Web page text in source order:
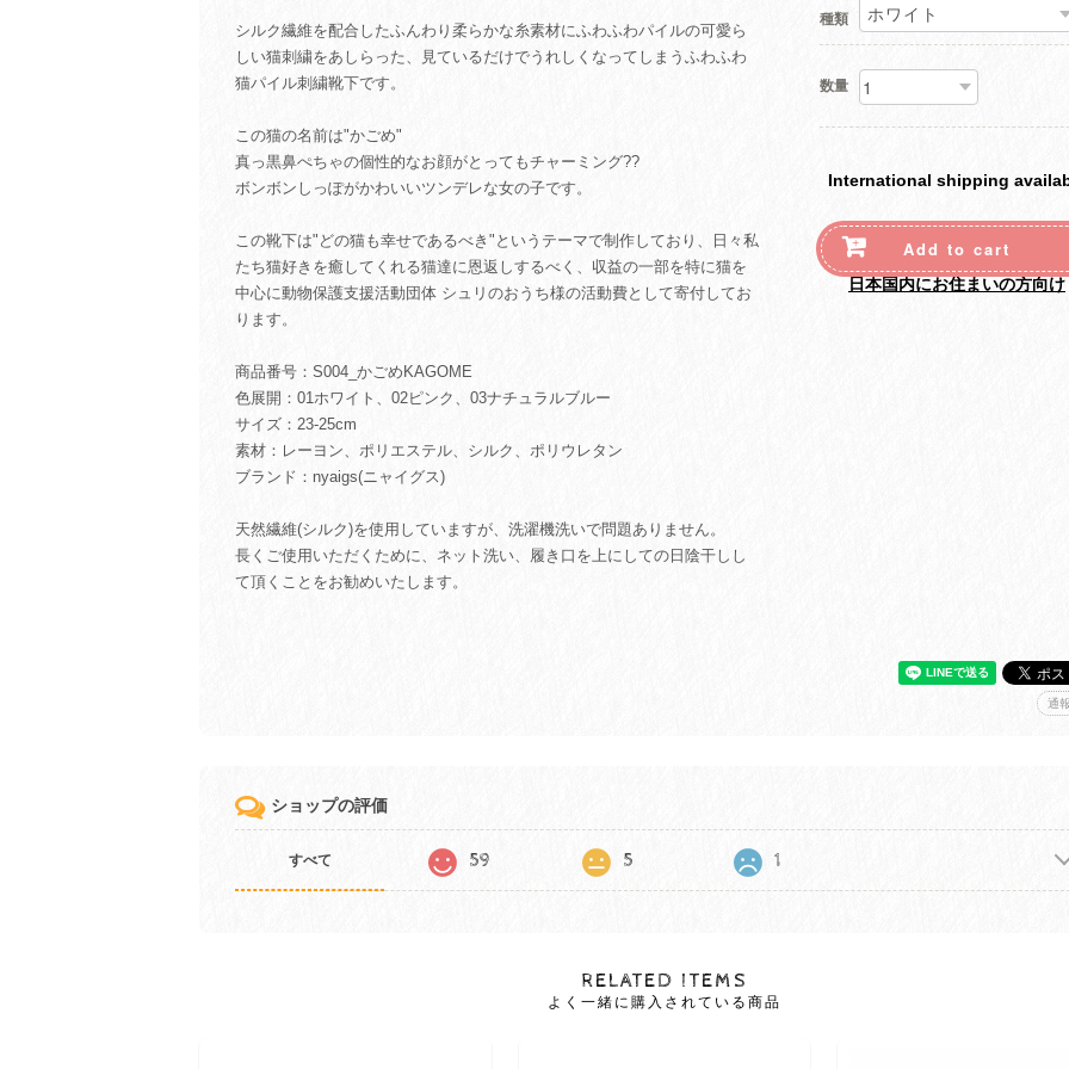
シルク繊維を配合したふんわり柔らかな糸素材にふわふわパイルの可愛ら
しい猫刺繍をあしらった、見ているだけでうれしくなってしまうふわふわ
猫パイル刺繍靴下です。
この猫の名前は"かごめ"
真っ黒鼻ぺちゃの個性的なお顔がとってもチャーミング??
ボンボンしっぽがかわいいツンデレな女の子です。
この靴下は"どの猫も幸せであるべき"というテーマで制作しており、日々私
たち猫好きを癒してくれる猫達に恩返しするべく、収益の一部を特に猫を
中心に動物保護支援活動団体 シュリのおうち様の活動費として寄付してお
ります。
商品番号：S004_かごめKAGOME
色展開：01ホワイト、02ピンク、03ナチュラルブルー
サイズ：23-25cm
素材：レーヨン、ポリエステル、シルク、ポリウレタン
ブランド：nyaigs(ニャイグス)
天然繊維(シルク)を使用していますが、洗濯機洗いで問題ありません。
長くご使用いただくために、ネット洗い、履き口を上にしての日陰干しし
て頂くことをお勧めいたします。
種類
数量
International shipping
Add to cart
日本国内にお住まいの方向け
通
ショップの評価
すべて 59 5 1
RELATED ITEMS
よく一緒に購入されている商品